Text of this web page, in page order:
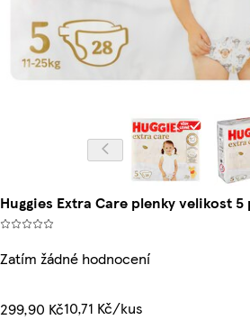
Huggies Extra Care plenky velikost
Zatím žádné hodnocení
299,90 Kč10,71 Kč/kus